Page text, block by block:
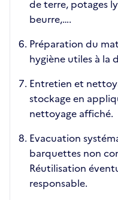
de terre, potages
beurre,….
Préparation du
hygiène utiles à la
Entretien et
stockage en
nettoyage affiché.
Evacuation
barquettes non
Réutilisation
responsable.